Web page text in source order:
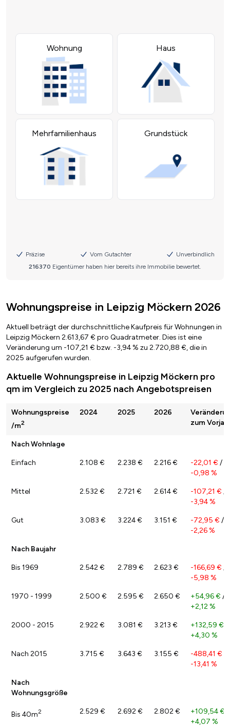
Wohnungspreise in Leipzig Möckern 2026
Aktuell beträgt der durchschnittliche Kaufpreis für Wohnungen in
Leipzig Möckern 2.613,67 € pro Quadratmeter. Dies ist eine
Veränderung um -107,21 € bzw. -3,94 % zu 2.720,88 €, die in
2025 aufgerufen wurden.
Aktuelle Wohnungspreise in Leipzig Möckern pro
qm im Vergleich zu 2025 nach Angebotspreisen
Wohnungspreise
/m2
2024 2025 2026
zum
Nach Wohnlage
Einfach 2.108 € 2.238 € 2.216 € -22,01 € /
-0,98 %
Mittel 2.532 € 2.721 € 2.614 € -107,21 € /
-3,94 %
Gut 3.083 € 3.224 € 3.151 € -72,95 € /
-2,26 %
Nach Baujahr
Bis 1969 2.542 € 2.789 € 2.623 € -166,69 € /
-5,98 %
1970 - 1999 2.500 € 2.595 € 2.650 € +54,96 € /
+2,12 %
2000 - 2015 2.922 € 3.081 € 3.213 € +132,59 €
+4,30 %
Nach 2015 3.715 € 3.643 € 3.155 € -488,41 €
-13,41 %
Nach
Wohnungsgröße
Bis 40m2 2.529 € 2.692 € 2.802 € +109,54 €
+4,07 %